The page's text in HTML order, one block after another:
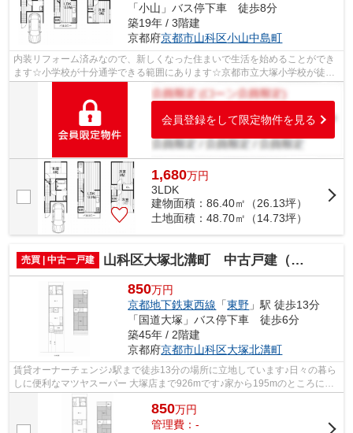
「小山」バス停下車 徒歩8分
築19年 / 3階建
京都府京都市山科区小山中島町
内装リフォーム済みなので、新しくなった住まいで生活を始めることができ
ます☆小学校が十分通学できる範囲にあります☆京都市立大塚小学校が徒歩
12分です☆徒歩14分の距離に京都市立音羽...
会員登録をして限定物件を見る
1,680万円
3LDK
建物面積：86.40㎡（26.13坪）
土地面積：48.70㎡（14.73坪）
売買 | 中古一戸建 山科区大塚北溝町 中古戸建（賃貸オーナーチェンジ）
850万円
京都地下鉄東西線 「東野 」駅 徒歩13分
「国道大塚」バス停下車 徒歩6分
築45年 / 2階建
京都府京都市山科区大塚北溝町
賃貸オーナーチェンジ♪駅まで徒歩13分の場所に立地しています♪日々の暮ら
しに便利なマツヤスーパー 大塚店まで926mです♪家から195mのところに、
薬や日用品を買うのに便利なダックス山...
850万円
管理費：-